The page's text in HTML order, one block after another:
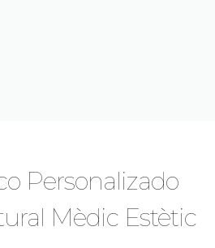
Personalizado
Mèdic Estètic